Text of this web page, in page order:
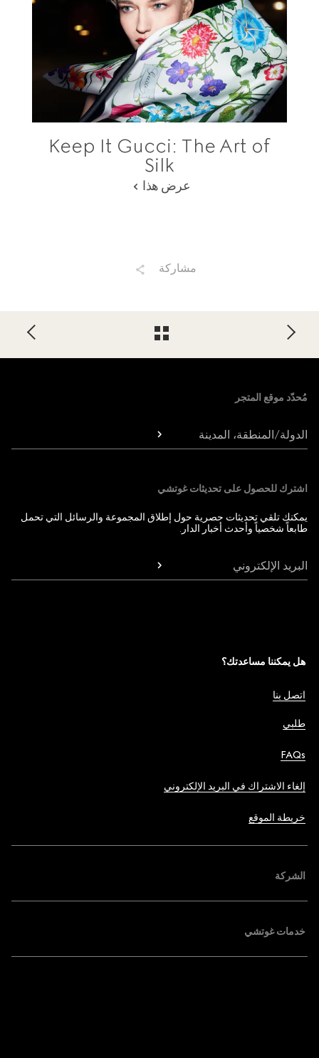
Keep It Gucci: The Art of
Silk
عرض هذا
مشاركة
Footer
مُحدّد موقع المتجر
الدولة/المنطقة، المدينة
اشترك للحصول على تحديثات غوتشي
يمكنك تلقي تحديثات حصرية حول إطلاق المجموعة والرسائل التي تحمل
طابعاً شخصياً وأحدث أخبار الدار.
البريد الإلكتروني
هل يمكننا مساعدتك؟
اتصل بنا
طلبي
FAQs
إلغاء الاشتراك في البريد الإلكتروني
خريطة الموقع
الشركة
خدمات غوتشي